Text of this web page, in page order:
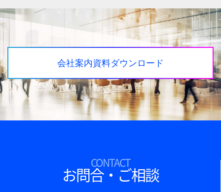
会社案内資料ダウンロード
CONTACT
お問合・ご相談